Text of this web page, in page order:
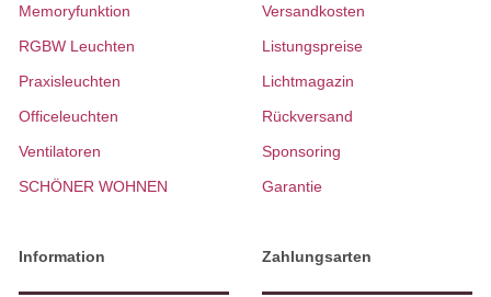
Memoryfunktion
RGBW Leuchten
Praxisleuchten
Officeleuchten
Ventilatoren
SCHÖNER WOHNEN
Versandkosten
Listungspreise
Lichtmagazin
Rückversand
Sponsoring
Garantie
Information Zahlungsarten